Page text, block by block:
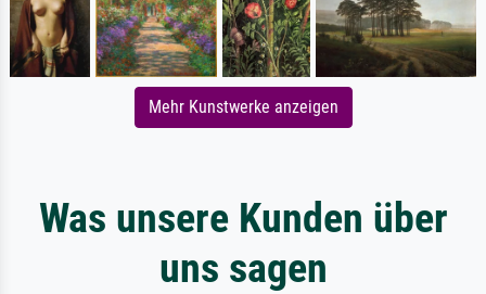
Mehr Kunstwerke anzeigen
Was unsere Kunden über
uns sagen